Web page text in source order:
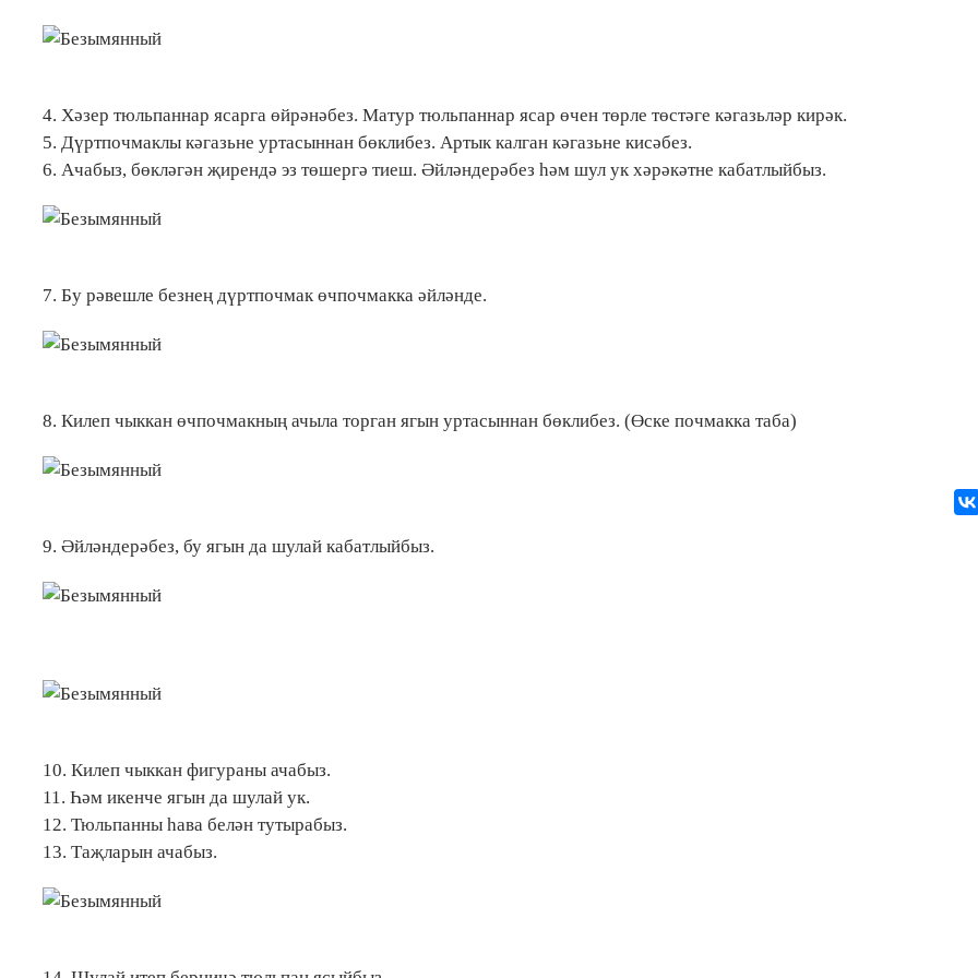
4. Хәзер тюльпаннар ясарга өйрәнәбез. Матур тюльпаннар ясар өчен төрле төстәге кәгазьләр кирәк.
5. Дүртпочмаклы кәгазьне уртасыннан бөклибез. Артык калган кәгазьне кисәбез.
6. Ачабыз, бөкләгән җирендә эз төшергә тиеш. Әйләндерәбез һәм шул ук хәрәкәтне кабатлыйбыз.
7. Бу рәвешле безнең дүртпочмак өчпочмакка әйләнде.
8. Килеп чыккан өчпочмакның ачыла торган ягын уртасыннан бөклибез. (Өске почмакка таба)
9. Әйләндерәбез, бу ягын да шулай кабатлыйбыз.
10. Килеп чыккан фигураны ачабыз.
11. Һәм икенче ягын да шулай ук.
12. Тюльпанны һава белән тутырабыз.
13. Таҗларын ачабыз.